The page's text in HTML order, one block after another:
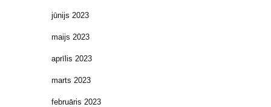
jūnijs 2023
maijs 2023
aprīlis 2023
marts 2023
februāris 2023